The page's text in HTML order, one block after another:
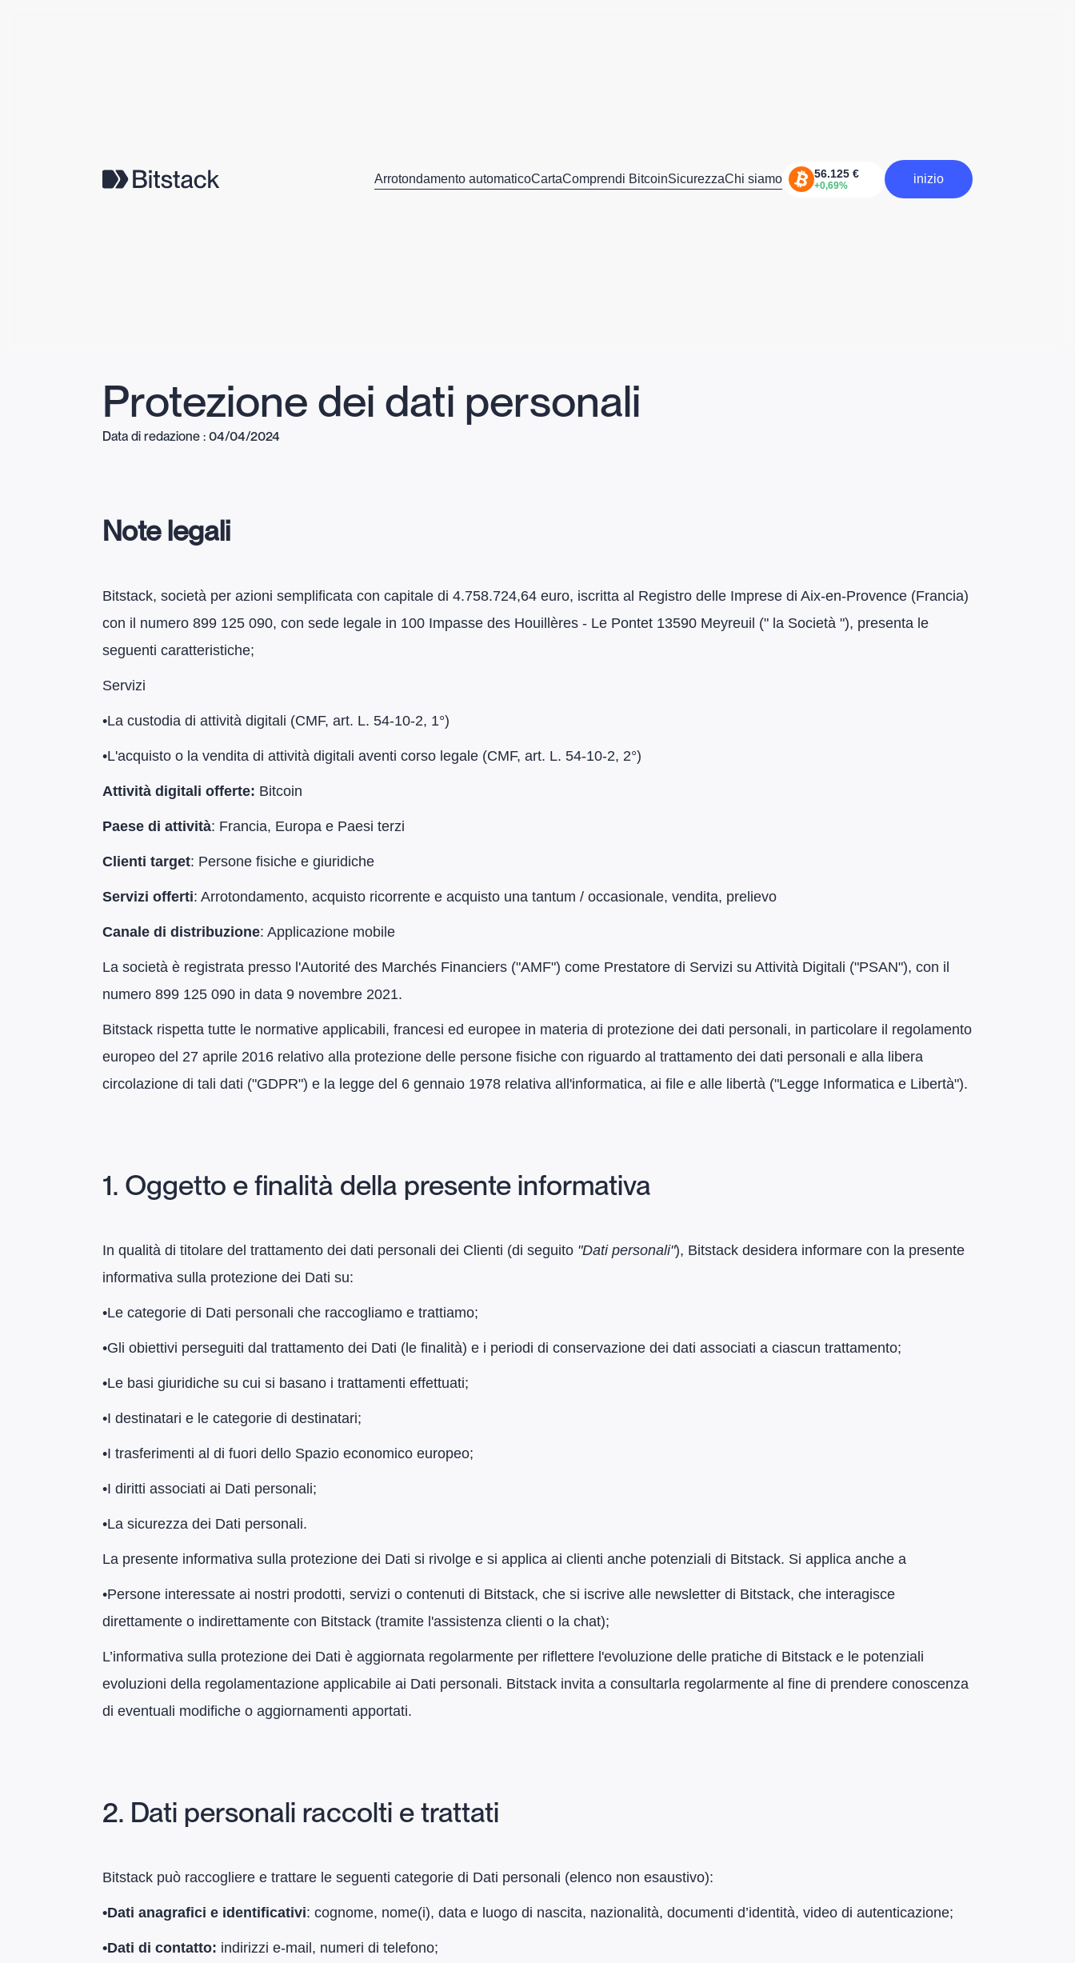
Arrotondamento automaticoCartaComprendi BitcoinSicurezzaChi siamo
inizio
inizia
Protezione dei dati personali
Data di redazione : 04/04/2024
Note legali
Bitstack, società per azioni semplificata con capitale di 4.758.724,64 euro, iscritta al Registro delle Imprese di Aix-en-Provence (Francia)
con il numero 899 125 090, con sede legale in 100 Impasse des Houillères - Le Pontet 13590 Meyreuil (" la Società "), presenta le
seguenti caratteristiche;
Servizi
​•​La custodia di attività digitali (CMF, art. L. 54-10-2, 1°)
​•​L'acquisto o la vendita di attività digitali aventi corso legale (CMF, art. L. 54-10-2, 2°)
Attività digitali offerte: Bitcoin
Paese di attività: Francia, Europa e Paesi terzi
Clienti target: Persone fisiche e giuridiche
Servizi offerti: Arrotondamento, acquisto ricorrente e acquisto una tantum / occasionale, vendita, prelievo
Canale di distribuzione: Applicazione mobile
La società è registrata presso l'Autorité des Marchés Financiers ("AMF") come Prestatore di Servizi su Attività Digitali ("PSAN"), con il
numero 899 125 090 in data 9 novembre 2021.
Bitstack rispetta tutte le normative applicabili, francesi ed europee in materia di protezione dei dati personali, in particolare il regolamento
europeo del 27 aprile 2016 relativo alla protezione delle persone fisiche con riguardo al trattamento dei dati personali e alla libera
circolazione di tali dati ("GDPR") e la legge del 6 gennaio 1978 relativa all'informatica, ai file e alle libertà ("Legge Informatica e Libertà").
1. Oggetto e finalità della presente informativa
In qualità di titolare del trattamento dei dati personali dei Clienti (di seguito "Dati personali"), Bitstack desidera informare con la presente
informativa sulla protezione dei Dati su:
​•​Le categorie di Dati personali che raccogliamo e trattiamo;
​•​Gli obiettivi perseguiti dal trattamento dei Dati (le finalità) e i periodi di conservazione dei dati associati a ciascun trattamento;
​•​Le basi giuridiche su cui si basano i trattamenti effettuati;
​•​I destinatari e le categorie di destinatari;
​•​I trasferimenti al di fuori dello Spazio economico europeo;
​•​I diritti associati ai Dati personali;
​•​La sicurezza dei Dati personali.
La presente informativa sulla protezione dei Dati si rivolge e si applica ai clienti anche potenziali di Bitstack. Si applica anche a
​•​Persone interessate ai nostri prodotti, servizi o contenuti di Bitstack, che si iscrive alle newsletter di Bitstack, che interagisce
direttamente o indirettamente con Bitstack (tramite l'assistenza clienti o la chat);
L’informativa sulla protezione dei Dati è aggiornata regolarmente per riflettere l'evoluzione delle pratiche di Bitstack e le potenziali
evoluzioni della regolamentazione applicabile ai Dati personali. Bitstack invita a consultarla regolarmente al fine di prendere conoscenza
di eventuali modifiche o aggiornamenti apportati.
2. Dati personali raccolti e trattati
Bitstack può raccogliere e trattare le seguenti categorie di Dati personali (elenco non esaustivo):
•Dati anagrafici e identificativi: cognome, nome(i), data e luogo di nascita, nazionalità, documenti d’identità, video di autenticazione;
•Dati di contatto: indirizzi e-mail, numeri di telefono;